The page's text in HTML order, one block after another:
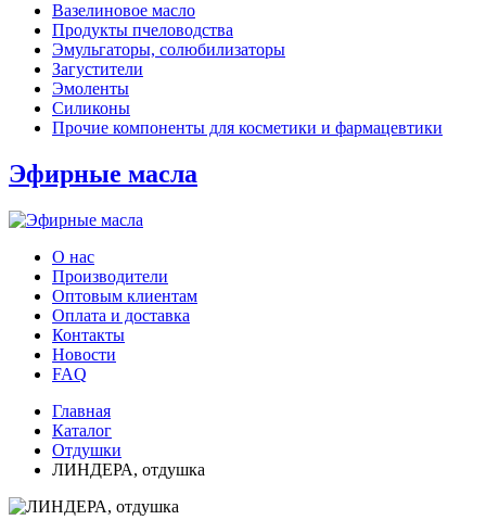
Вазелиновое масло
Продукты пчеловодства
Эмульгаторы, солюбилизаторы
Загустители
Эмоленты
Силиконы
Прочие компоненты для косметики и фармацевтики
Эфирные масла
О нас
Производители
Оптовым клиентам
Оплата и доставка
Контакты
Новости
FAQ
Главная
Каталог
Отдушки
ЛИНДЕРА, отдушка